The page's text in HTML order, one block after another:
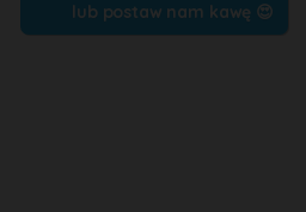
lub postaw nam kawę 😍